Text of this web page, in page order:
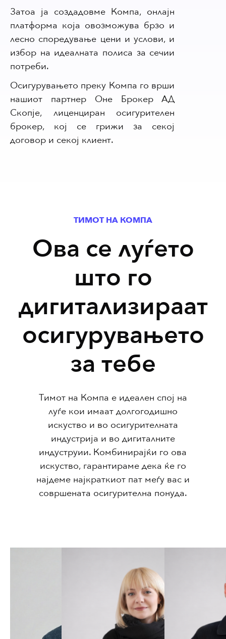
Затоа ја создадовме Компа, онлајн
платформа која овозможува брзо и
лесно споредување цени и услови, и
избор на идеалната полиса за сечии
потреби.
Осигурувањето преку Компа го врши
нашиот партнер Оне Брокер АД
Скопје, лиценциран осигурителен
брокер, кој се грижи за секој
договор и секој клиент.
ТИМОТ НА КОМПА
Ова се луѓето
што го
дигитализираат
осигурувањето
за тебе
Тимот на Компа е идеален спој на
луѓе кои имаат долгогодишно
искуство и во осигурителната
индустрија и во дигиталните
индуструии. Комбинирајќи го ова
искуство, гарантираме дека ќе го
најдеме најкраткиот пат меѓу вас и
совршената осигурителна понуда.